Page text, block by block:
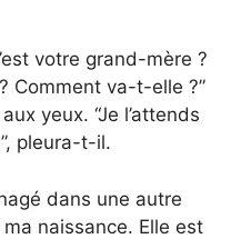
votre grand-mère ?
Comment va-t-elle ?”
yeux. “Je l’attends
pleura-t-il.
dans une autre
naissance. Elle est